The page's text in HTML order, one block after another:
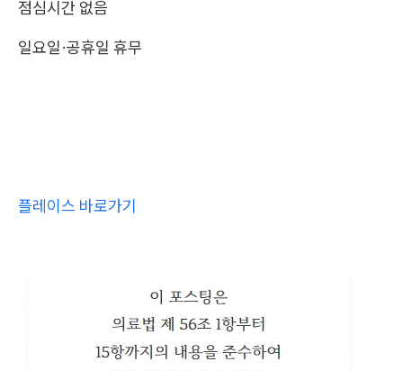
점심시간 없음
일요일·공휴일 휴무
플레이스 바로가기